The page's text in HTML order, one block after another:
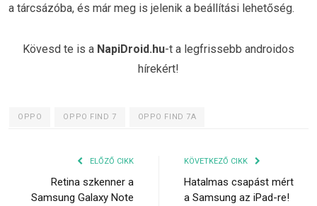
a tárcsázóba, és már meg is jelenik a beállítási lehetőség.
Kövesd te is a NapiDroid.hu-t a legfrissebb androidos
hírekért!
OPPO OPPO FIND 7 OPPO FIND 7A
ELŐZŐ CIKK
Retina szkenner a
Samsung Galaxy Note
KÖVETKEZŐ CIKK
Hatalmas csapást mért
a Samsung az iPad-re!